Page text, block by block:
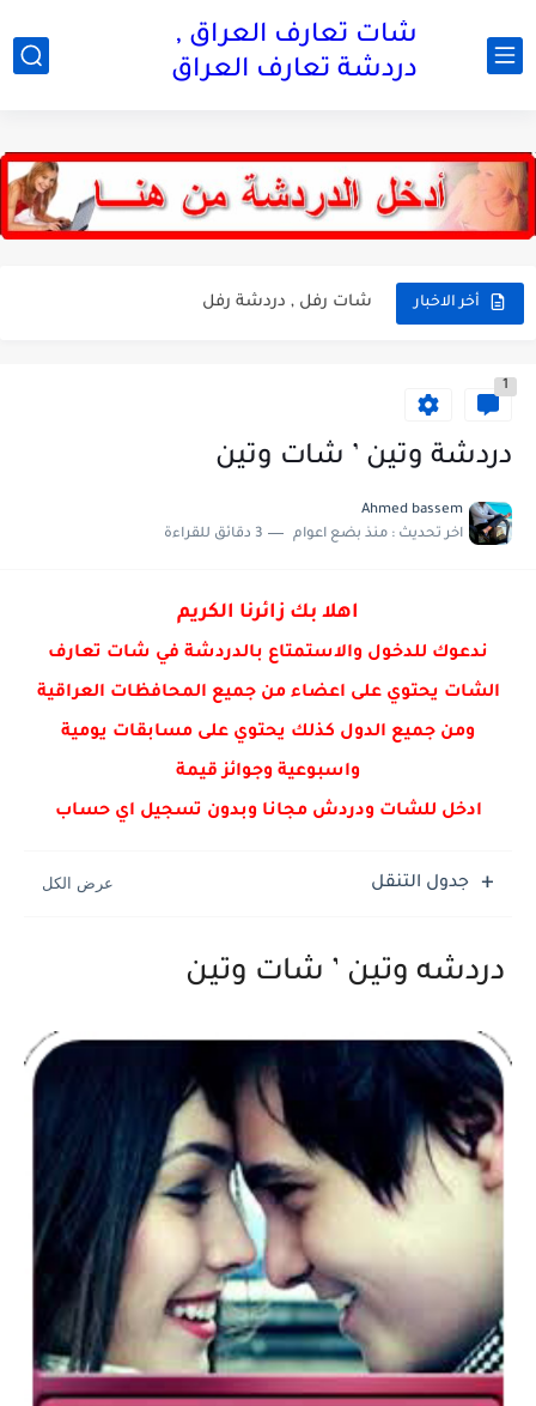
شات تعارف العراق ,
دردشة تعارف العراق
أخر الاخبار
شات بنات ستايل , دردشة بنات ستايل
شات رفل , دردشة رفل
شات ساره , دردشة ساره
شات عفاف , دردشة عفاف
شات رفيف دردشة رفيف
1
دردشة وتين ’ شات وتين
Ahmed bassem
اخر تحديث : منذ بضع اعوام 3 دقائق للقراءة
اهلا بك زائرنا الكريم
ندعوك للدخول والاستمتاع بالدردشة في شات تعارف
الشات يحتوي على اعضاء من جميع المحافظات العراقية
ومن جميع الدول كذلك يحتوي على مسابقات يومية
واسبوعية وجوائز قيمة
ادخل للشات ودردش مجانا وبدون تسجيل اي حساب
جدول التنقل
دردشه وتين ’ شات وتين